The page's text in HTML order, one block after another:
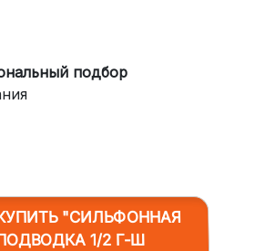
подбор
"СИЛЬФОННАЯ
1/2 Г-Ш